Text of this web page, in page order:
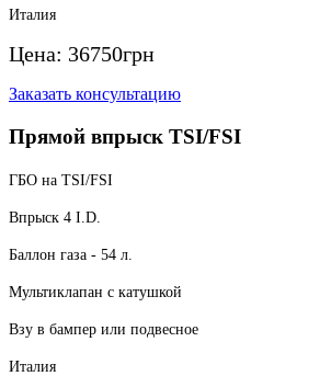
Италия
Цена: 36750грн
Заказать консультацию
Прямой впрыск TSI/FSI
ГБО на TSI/FSI
Впрыск 4 I.D.
Баллон газа - 54 л.
Мультиклапан с катушкой
Взу в бампер или подвесное
Италия